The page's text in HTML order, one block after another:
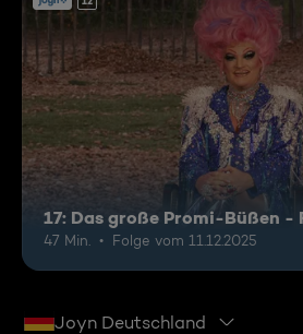
17: Das große Promi-Büßen -
47 Min. Folge vom 11.12.2025
Joyn Deutschland